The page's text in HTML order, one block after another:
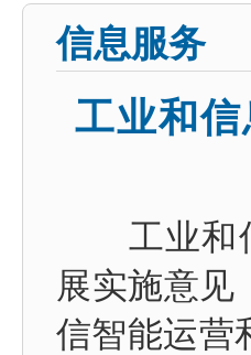
信息服务
工业和
工业和信
展实施意见
信智能运营